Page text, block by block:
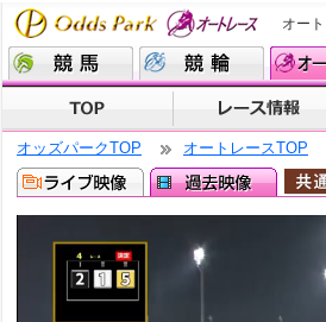
オー
オッズパークTOP オートレースTOP